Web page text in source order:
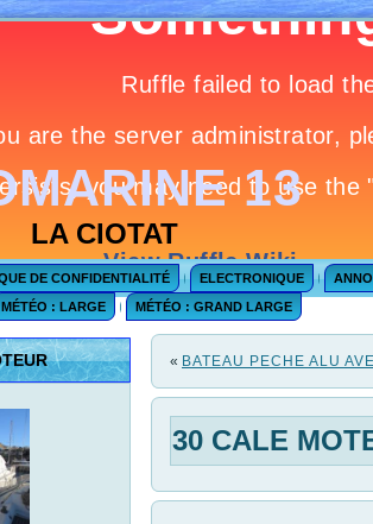
13
LA CIOTAT
DE CONFIDENTIALITÉ ELECTRONIQUE
MÉTÉO : LARGE MÉTÉO : GRAND LARGE
« BATEAU PECHE ALU
30 CALE